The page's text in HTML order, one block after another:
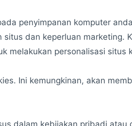
penyimpanan komputer
dan keperluan marketing.
melakukan personalisasi situs
Ini kemungkinan, akan
dalam kebijakan pribadi